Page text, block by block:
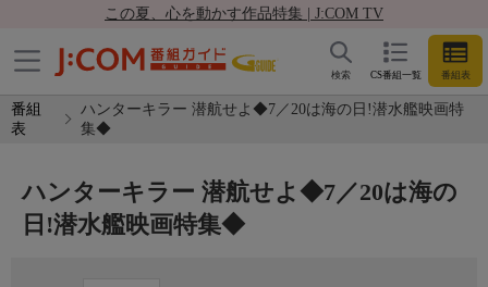
この夏、心を動かす作品特集 | J:COM TV
CS番組一覧 番組表
検索
番組
表
ハンターキラー 潜航せよ◆7／20は海の日!潜水艦映画特
集◆
ハンターキラー 潜航せよ◆7／20は海の
日!潜水艦映画特集◆